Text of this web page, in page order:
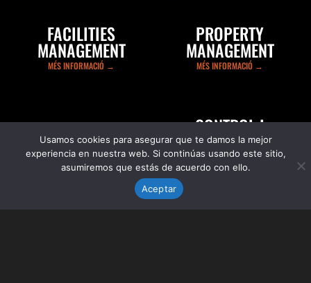
Un servei que engloba des de l'administració fins a la
supervisió dels recursos i serveis de l'edifici,
assegurant un funcionament eficient, segur i rendible.
FACILITIES
MANAGEMENT
MÉS INFORMACIÓ →
PROPERTY
MANAGEMENT
MÉS INFORMACIÓ →
GESTIÓ
D'ENERGIA
MÉS INFORMACIÓ →
CONTROL I
IMPLEMENTACIÓ
DE PROJECTES
MÉS INFORMACIÓ →
Usamos cookies para asegurar que te damos la mejor
experiencia en nuestra web. Si continúas usando este sitio,
asumiremos que estás de acuerdo con ello.
Aceptar